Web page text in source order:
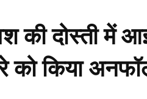
दोस्ती में आई
को किया